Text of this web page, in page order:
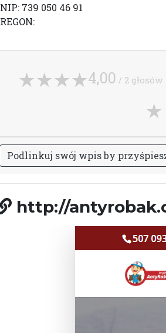
NIP: 739 050 46 91
REGON:
4,00 / 2 głosów
Podlinkuj swój wpisby przyśpies
http://